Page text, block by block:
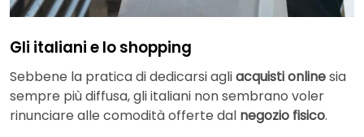
Gli italiani e lo shopping
Sebbene la pratica di dedicarsi agliacquisti onlinesia
sempre più diffusa, gli italiani non sembrano voler
rinunciare alle comodità offerte dal negozio fisico.